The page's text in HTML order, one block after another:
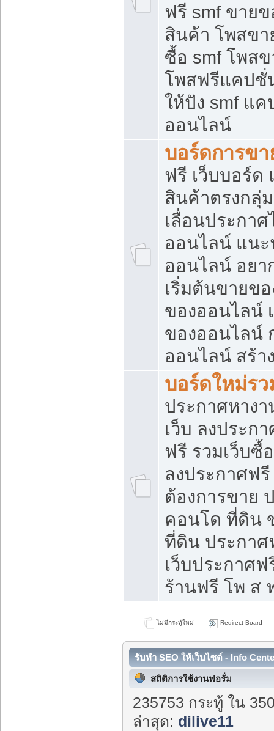
ฟรี smf ขาย
สินค้า โพสขา
ซื้อ smf โพส
โพสฟรีแคปชั่
ให้ปัง smf แ
ออนไลน์
บอร์ดการข
ฟรี เว็บบอร์ด
สินค้าตรงกลุ่
เลื่อนประกา
ออนไลน์ แนะ
ออนไลน์ อย
เริ่มต้นขายข
ของออนไลน์
ของออนไลน์
ออนไลน์ สร้า
บอร์ดใหม่ร
ประกาศหาง
เว็บ ลงประก
ฟรี รวมเว็บซื้
ลงประกาศฟ
ต้องการขาย
คอนโด ที่ดิน
ที่ดิน ประกา
เว็บประกาศ
ร้านฟรี โพ ส
ไม่มีกระทู้ใหม่ Redirect Board
รับทำ SEO ให้เว็บไซต์ - Info
สถิติการใช้งานฟอรั่ม
235753 กระทู้ ใน
ล่าสุด: dilive11